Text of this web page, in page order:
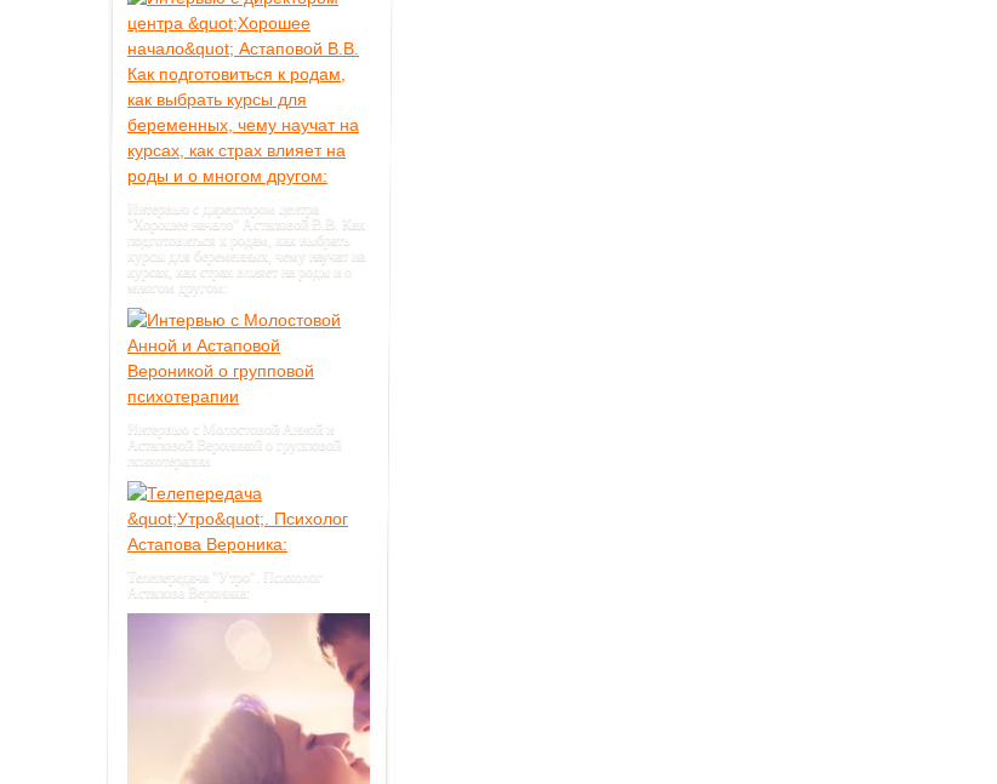
Интервью с директором центра
"Хорошее начало" Астаповой В.В. Как
подготовиться к родам, как выбрать
курсы для беременных, чему научат на
курсах, как страх влияет на роды и о
многом другом:
Интервью с Молостовой Анной и
Астаповой Вероникой о групповой
психотерапии
Телепередача "Утро". Психолог
Астапова Вероника: